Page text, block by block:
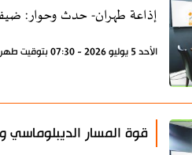
إذاعة طهران- حدث وحوار: ضيف
الأحد 5 يوليو 2026 - 07:30 بتوقيت طهران
قوة المسار الديبلوماسي